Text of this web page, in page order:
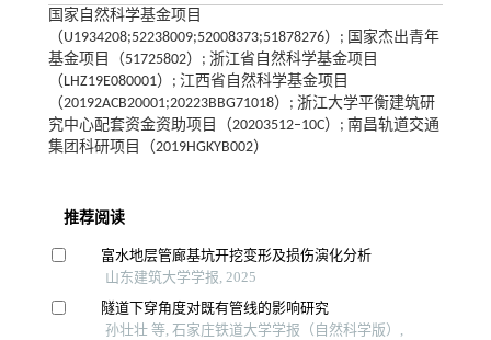
国家自然科学基金项目
（U1934208;52238009;52008373;51878276）; 国家杰出青年
基金项目（51725802）; 浙江省自然科学基金项目
（LHZ19E080001）; 江西省自然科学基金项目
（20192ACB20001;20223BBG71018）; 浙江大学平衡建筑研
究中心配套资金资助项目（20203512–10C）; 南昌轨道交通
集团科研项目（2019HGKYB002）